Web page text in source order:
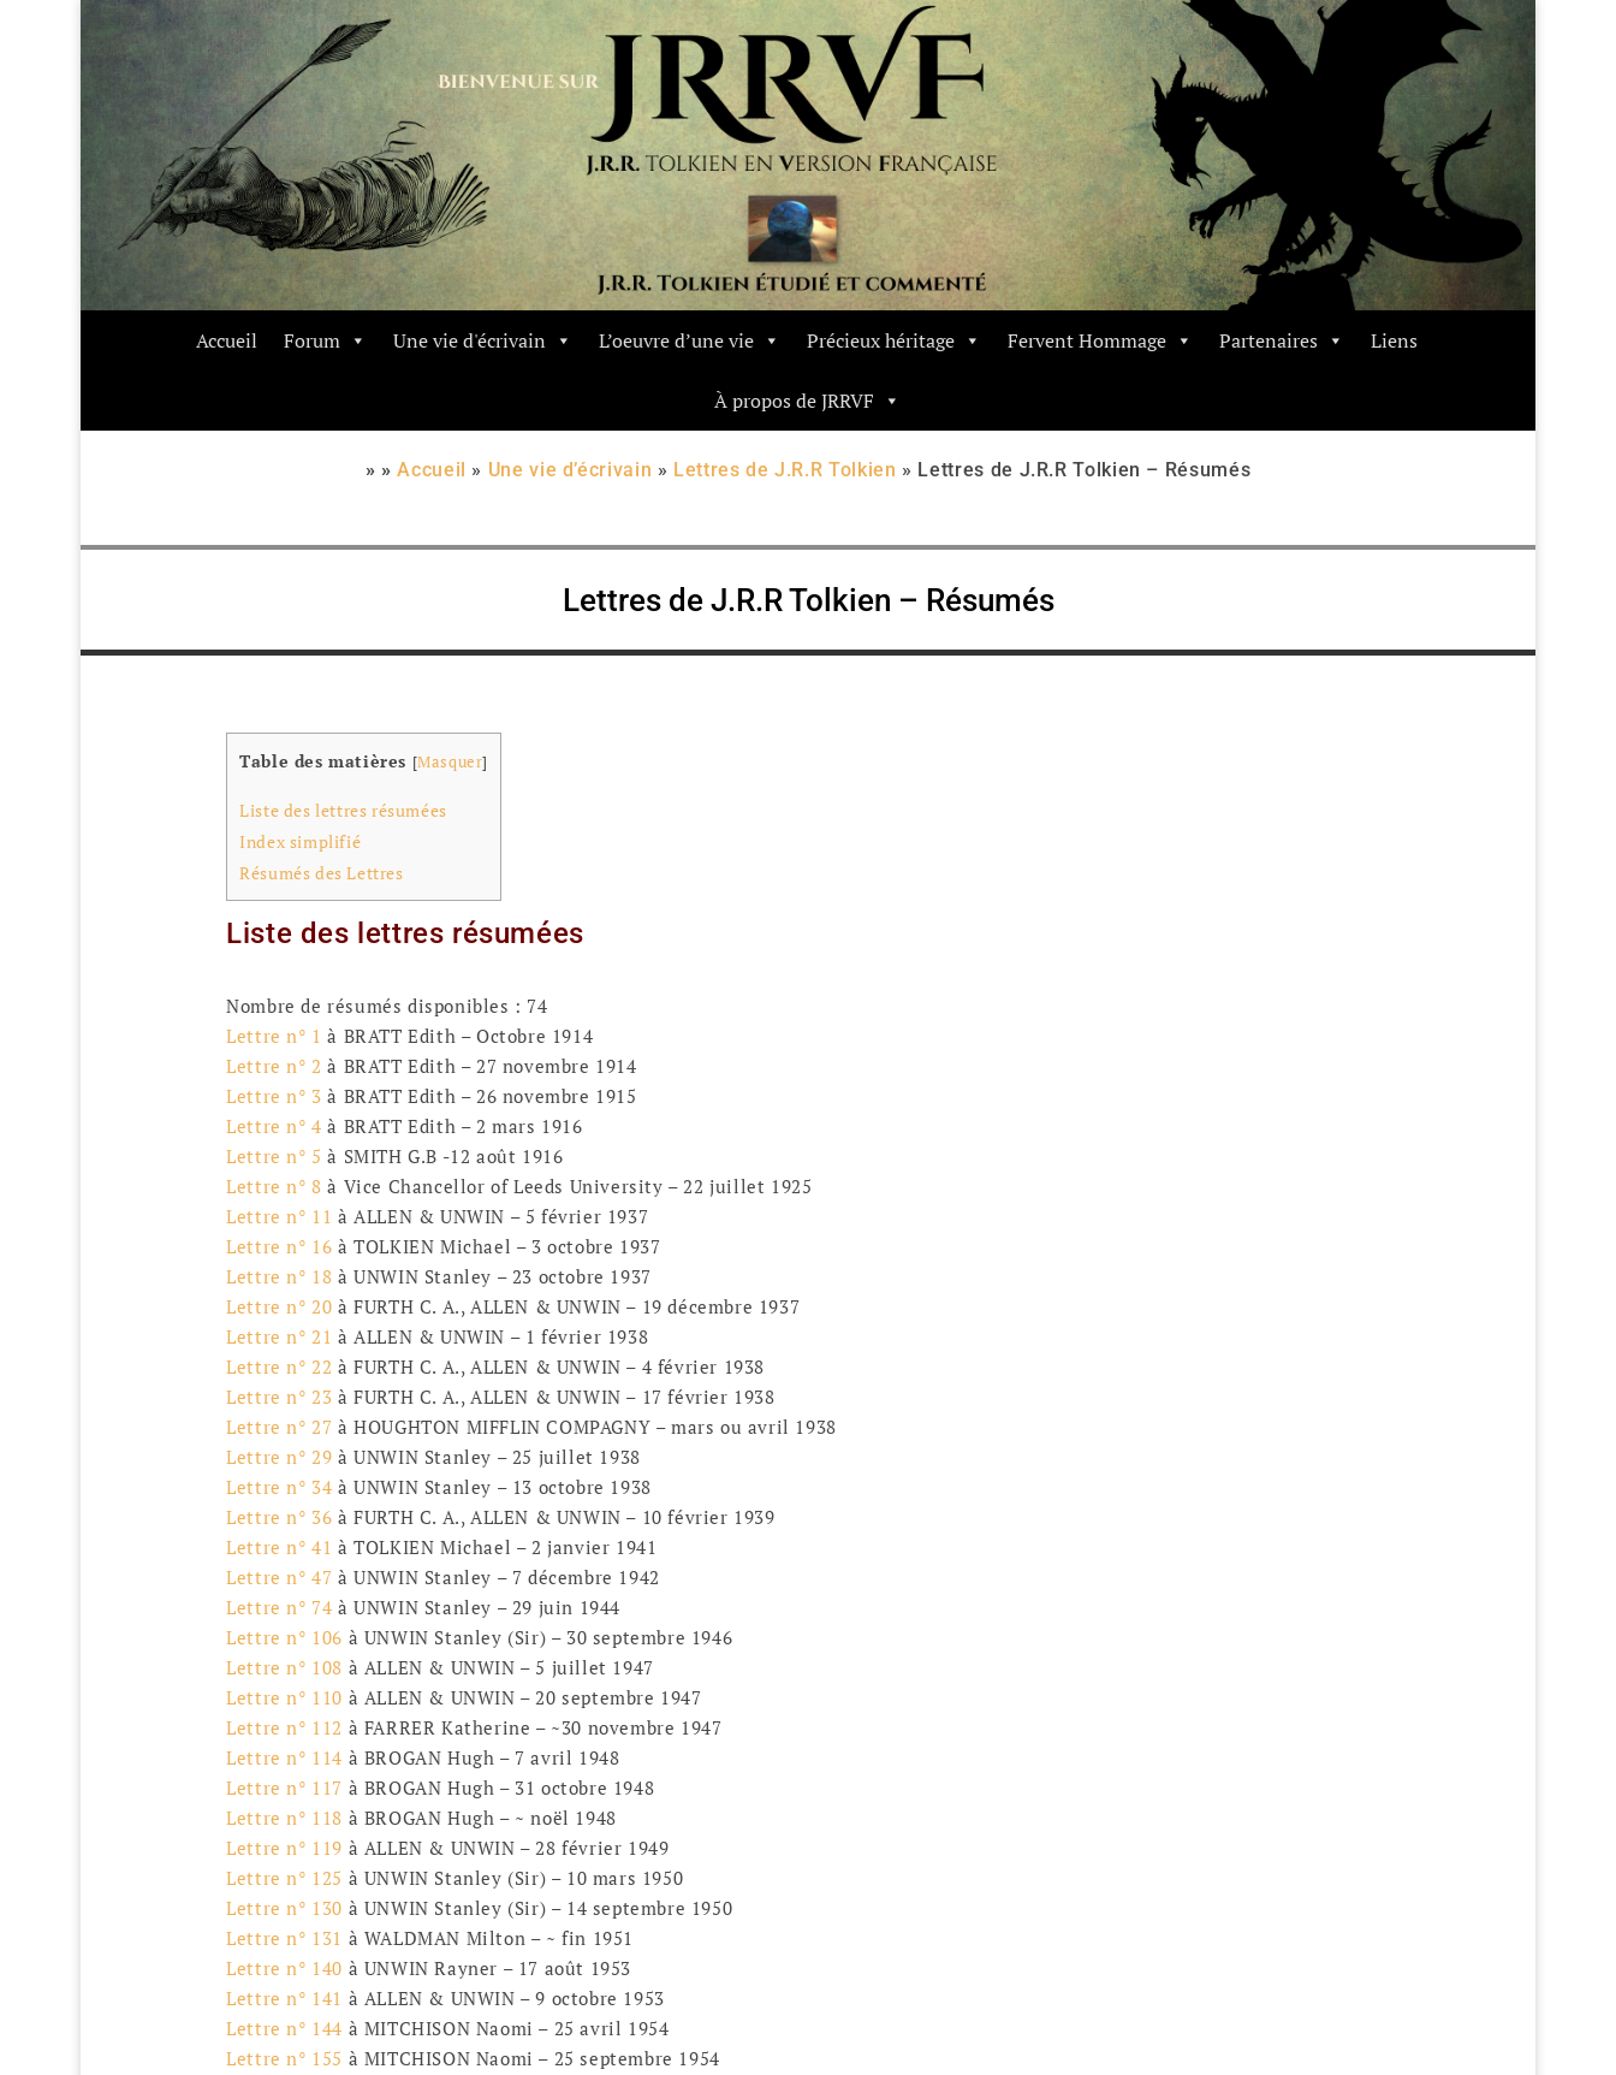
Accueil Forum Une vie d'écrivain L’oeuvre d’une vie Précieux héritage Fervent Hommage Partenaires Liens
À propos de JRRVF
» » Accueil » Une vie d’écrivain » Lettres de J.R.R Tolkien » Lettres de J.R.R Tolkien – Résumés
Lettres de J.R.R Tolkien – Résumés
Table des matières [Masquer]
Liste des lettres résumées
Index simplifié
Résumés des Lettres
Liste des lettres résumées
Nombre de résumés disponibles : 74
Lettre n° 1 à BRATT Edith – Octobre 1914
Lettre n° 2 à BRATT Edith – 27 novembre 1914
Lettre n° 3 à BRATT Edith – 26 novembre 1915
Lettre n° 4 à BRATT Edith – 2 mars 1916
Lettre n° 5 à SMITH G.B -12 août 1916
Lettre n° 8 à Vice Chancellor of Leeds University – 22 juillet 1925
Lettre n° 11 à ALLEN & UNWIN – 5 février 1937
Lettre n° 16 à TOLKIEN Michael – 3 octobre 1937
Lettre n° 18 à UNWIN Stanley – 23 octobre 1937
Lettre n° 20 à FURTH C. A., ALLEN & UNWIN – 19 décembre 1937
Lettre n° 21 à ALLEN & UNWIN – 1 février 1938
Lettre n° 22 à FURTH C. A., ALLEN & UNWIN – 4 février 1938
Lettre n° 23 à FURTH C. A., ALLEN & UNWIN – 17 février 1938
Lettre n° 27 à HOUGHTON MIFFLIN COMPAGNY – mars ou avril 1938
Lettre n° 29 à UNWIN Stanley – 25 juillet 1938
Lettre n° 34 à UNWIN Stanley – 13 octobre 1938
Lettre n° 36 à FURTH C. A., ALLEN & UNWIN – 10 février 1939
Lettre n° 41 à TOLKIEN Michael – 2 janvier 1941
Lettre n° 47 à UNWIN Stanley – 7 décembre 1942
Lettre n° 74 à UNWIN Stanley – 29 juin 1944
Lettre n° 106 à UNWIN Stanley (Sir) – 30 septembre 1946
Lettre n° 108 à ALLEN & UNWIN – 5 juillet 1947
Lettre n° 110 à ALLEN & UNWIN – 20 septembre 1947
Lettre n° 112 à FARRER Katherine – ~30 novembre 1947
Lettre n° 114 à BROGAN Hugh – 7 avril 1948
Lettre n° 117 à BROGAN Hugh – 31 octobre 1948
Lettre n° 118 à BROGAN Hugh – ~ noël 1948
Lettre n° 119 à ALLEN & UNWIN – 28 février 1949
Lettre n° 125 à UNWIN Stanley (Sir) – 10 mars 1950
Lettre n° 130 à UNWIN Stanley (Sir) – 14 septembre 1950
Lettre n° 131 à WALDMAN Milton – ~ fin 1951
Lettre n° 140 à UNWIN Rayner – 17 août 1953
Lettre n° 141 à ALLEN & UNWIN – 9 octobre 1953
Lettre n° 144 à MITCHISON Naomi – 25 avril 1954
Lettre n° 155 à MITCHISON Naomi – 25 septembre 1954